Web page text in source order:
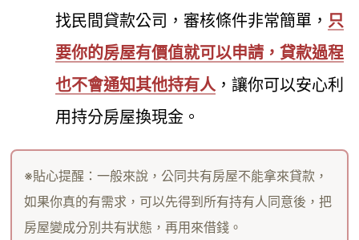
找民間貸款公司，審核條件非常簡單， 只
要你的房屋有價值就可以申請，貸款過程
也不會通知其他持有人，讓你可以安心利
用持分房屋換現金。
※貼心提醒：一般來說，公同共有房屋不能拿來貸款，
如果你真的有需求，可以先得到所有持有人同意後，把
房屋變成分別共有狀態，再用來借錢。